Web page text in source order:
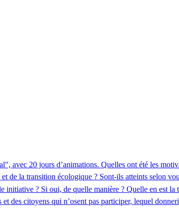
avec 20 jours d’animations. Quelles ont été les
de la transition écologique ? Sont-ils atteints selon
initiative ? Si oui, de quelle manière ? Quelle en est la
des citoyens qui n’osent pas participer, lequel